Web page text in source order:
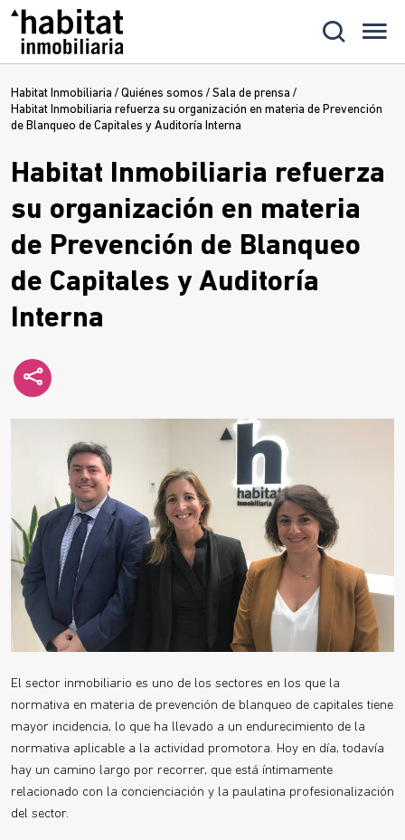
Habitat Inmobiliaria / Quiénes somos / Sala de prensa /
Habitat Inmobiliaria refuerza su organización en materia de Prevención
de Blanqueo de Capitales y Auditoría Interna
Habitat Inmobiliaria refuerza
su organización en materia
de Prevención de Blanqueo
de Capitales y Auditoría
Interna
El sector inmobiliario es uno de los sectores en los que la
normativa en materia de prevención de blanqueo de capitales tiene
mayor incidencia, lo que ha llevado a un endurecimiento de la
normativa aplicable a la actividad promotora. Hoy en día, todavía
hay un camino largo por recorrer, que está íntimamente
relacionado con la concienciación y la paulatina profesionalización
del sector.